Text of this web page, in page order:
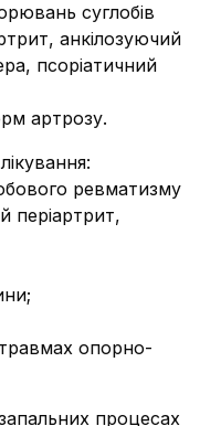
суглобів
анкілозуючий
псоріатичний
артрозу.
ревматизму
періартрит,
опорно-
процесах